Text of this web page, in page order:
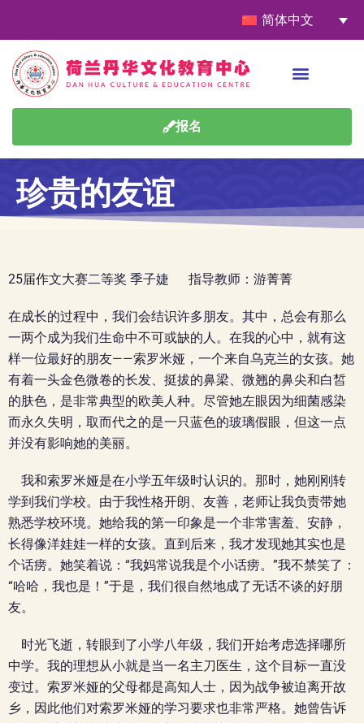
简体中文
报名
珍贵的友谊
25届作文大赛二等奖 季子婕 指导教师：游菁菁
在成长的过程中，我们会结识许多朋友。其中，总会有那么
一两个成为我们生命中不可或缺的人。在我的心中，就有这
样一位最好的朋友——索罗米娅，一个来自乌克兰的女孩。她
有着一头金色微卷的长发、挺拔的鼻梁、微翘的鼻尖和白皙
的肤色，是非常典型的欧美人种。尽管她左眼因为细菌感染
而永久失明，取而代之的是一只蓝色的玻璃假眼，但这一点
并没有影响她的美丽。
我和索罗米娅是在小学五年级时认识的。那时，她刚刚转
学到我们学校。由于我性格开朗、友善，老师让我负责带她
熟悉学校环境。她给我的第一印象是一个非常害羞、安静，
长得像洋娃娃一样的女孩。直到后来，我才发现她其实也是
个话痨。她笑着说：“我妈常说我是个小话痨。”我不禁笑了：
“哈哈，我也是！”于是，我们很自然地成了无话不谈的好朋
友。
时光飞逝，转眼到了小学八年级，我们开始考虑选择哪所
中学。我的理想从小就是当一名主刀医生，这个目标一直没
变过。索罗米娅的父母都是高知人士，因为战争被迫离开故
乡，因此他们对索罗米娅的学习要求也非常严格。她曾告诉